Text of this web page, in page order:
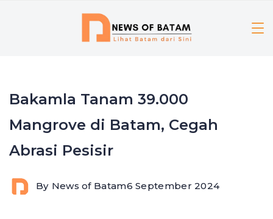
Bakamla Tanam 39.000
Mangrove di Batam, Cegah
Abrasi Pesisir
By News of Batam6 September 2024